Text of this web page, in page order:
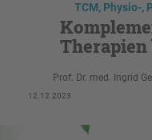
TCM, Physio-,
Therapien
Prof. Dr. med. Ingrid
12.12.2023